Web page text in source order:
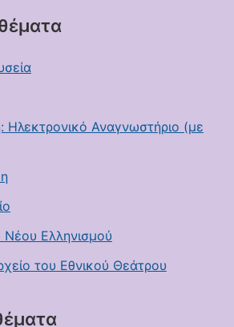
Ηλεκτρονικό Αναγνωστήριο (με
Νέου Ελληνισμού
του Εθνικού Θεάτρου